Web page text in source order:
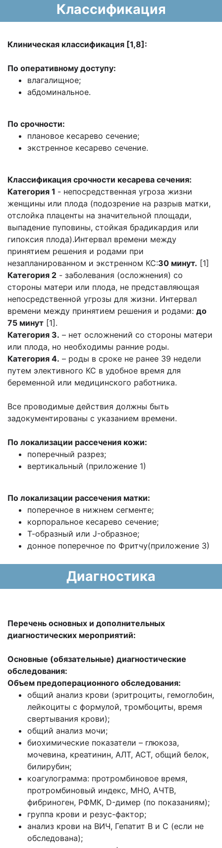
Классификация
Клиническая классификация [1,8]:
По оперативному доступу:
влагалищное;
абдоминальное.
По срочности:
плановое кесарево сечение;
экстренное кесарево сечение.
Классификация срочности кесарева сечения:
Категория 1 - непосредственная угроза жизни
женщины или плода (подозрение на разрыв матки,
отслойка плаценты на значительной площади,
выпадение пуповины, стойкая брадикардия или
гипоксия плода).Интервал времени между
принятием решения и родами при
незапланированном и экстренном КС:30 минут. [1]
Категория 2 - заболевания (осложнения) со
стороны матери или плода, не представляющая
непосредственной угрозы для жизни. Интервал
времени между принятием решения и родами: до
75 минут [1].
Категория 3. – нет осложнений со стороны матери
или плода, но необходимы ранние роды.
Категория 4. – роды в сроке не ранее 39 недели
путем элективного КС в удобное время для
беременной или медицинского работника.
Все проводимые действия должны быть
задокументированы с указанием времени.
По локализации рассечения кожи:
поперечный разрез;
вертикальный (приложение 1)
По локализации рассечения матки:
поперечное в нижнем сегменте;
корпоральное кесарево сечение;
Т-образный или J-образное;
донное поперечное по Фритчу(приложение 3)
Диагностика
Перечень основных и дополнительных
диагностических мероприятий:
Основные (обязательные) диагностические
обследования:
Объем предоперационного обследования:
общий анализ крови (эритроциты, гемоглобин,
лейкоциты с формулой, тромбоциты, время
свертывания крови);
общий анализ мочи;
биохимические показатели – глюкоза,
мочевина, креатинин, АЛТ, АСТ, общий белок,
билирубин;
коагулограмма: протромбиновое время,
протромбиновый индекс, МНО, АЧТВ,
фибриноген, РФМК, D-димер (по показаниям);
группа крови и резус-фактор;
анализ крови на ВИЧ, Гепатит В и С (если не
обследована);